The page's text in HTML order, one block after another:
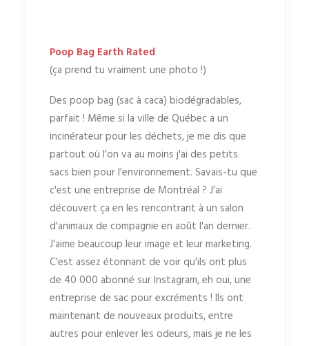
Poop Bag Earth Rated
(ça prend tu vraiment une photo !)
Des poop bag (sac à caca) biodégradables,
parfait ! Même si la ville de Québec a un
incinérateur pour les déchets, je me dis que
partout où l'on va au moins j'ai des petits
sacs bien pour l'environnement. Savais-tu que
c'est une entreprise de Montréal ? J'ai
découvert ça en les rencontrant à un salon
d'animaux de compagnie en août l'an dernier.
J'aime beaucoup leur image et leur marketing.
C'est assez étonnant de voir qu'ils ont plus
de 40 000 abonné sur Instagram, eh oui, une
entreprise de sac pour excréments ! Ils ont
maintenant de nouveaux produits, entre
autres pour enlever les odeurs, mais je ne les